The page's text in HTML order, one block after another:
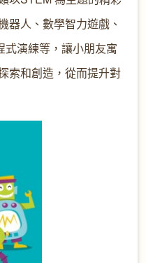
器人、數學智力遊戲、
式演練等，讓小朋友寓
索和創造，從而提升對